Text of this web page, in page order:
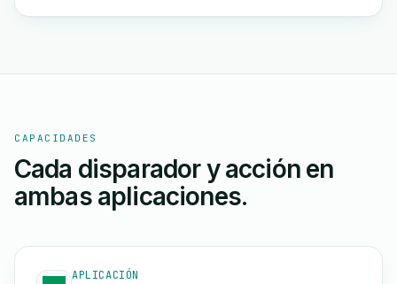
CAPACIDADES
Cada disparador y acción en
ambas aplicaciones.
APLICACIÓN